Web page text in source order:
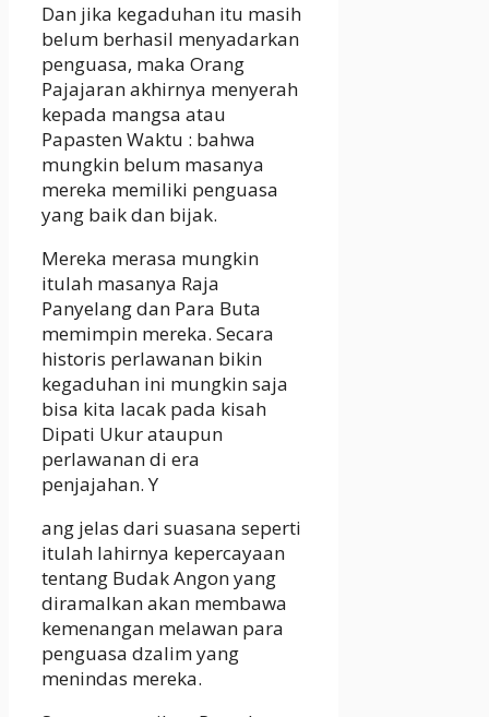
Dan jika kegaduhan itu masih
belum berhasil menyadarkan
penguasa, maka Orang
Pajajaran akhirnya menyerah
kepada mangsa atau
Papasten Waktu : bahwa
mungkin belum masanya
mereka memiliki penguasa
yang baik dan bijak.
Mereka merasa mungkin
itulah masanya Raja
Panyelang dan Para Buta
memimpin mereka. Secara
historis perlawanan bikin
kegaduhan ini mungkin saja
bisa kita lacak pada kisah
Dipati Ukur ataupun
perlawanan di era
penjajahan. Y
ang jelas dari suasana seperti
itulah lahirnya kepercayaan
tentang Budak Angon yang
diramalkan akan membawa
kemenangan melawan para
penguasa dzalim yang
menindas mereka.